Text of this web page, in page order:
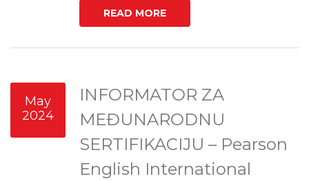
READ MORE
May
2024
INFORMATOR ZA
MEĐUNARODNU
SERTIFIKACIJU – Pearson
English International